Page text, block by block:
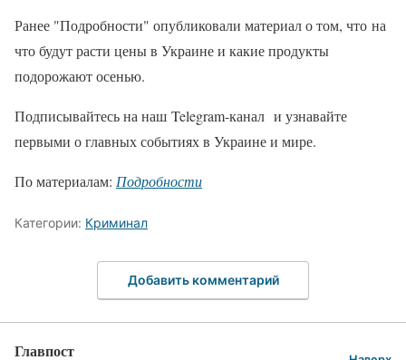
Ранее "Подробности" опубликовали материал о том, что на
что будут расти цены в Украине и какие продукты
подорожают осенью.
Подписывайтесь на наш Telegram-канал и узнавайте
первыми о главных событиях в Украине и мире.
По материалам: Подробности
Категории: Криминал
Добавить комментарий
Главпост